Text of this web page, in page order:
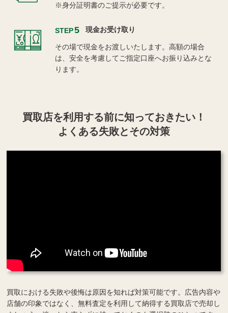
※身分証明書のご提示が必要です。
STEP5 現金お受け取り
その場で現金をお渡しいたします。高額の場合
は、安全を考慮してご指定口座へお振り込みとな
ります。
買取店を利用する前に知っておきたい！
よくある失敗とその対策
買取における失敗や後悔は原因を知れば対策可能です。広告内容や
店舗の印象ではなく、無料査定を利用して納得する買取店で売却し